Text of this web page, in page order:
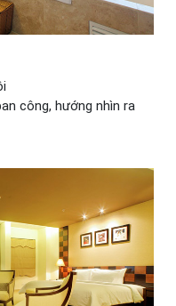
công, hướng nhìn ra